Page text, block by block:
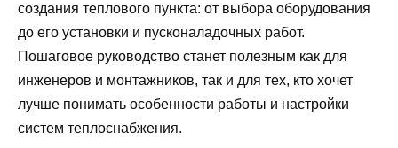
создания теплового пункта: от выбора оборудования
до его установки и пусконаладочных работ.
Пошаговое руководство станет полезным как для
инженеров и монтажников, так и для тех, кто хочет
лучше понимать особенности работы и настройки
систем теплоснабжения.